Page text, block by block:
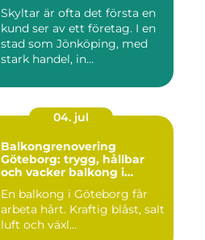
Skyltar är ofta det första en
kund ser av ett företag. I en
stad som Jönköping, med
stark handel, in...
04. jul
Balkongrenovering
Göteborg: trygg, hållbar
och vacker balkong i
En balkong i Göteborg får
arbeta hårt. Kraftig blåst, salt
luft och växl...